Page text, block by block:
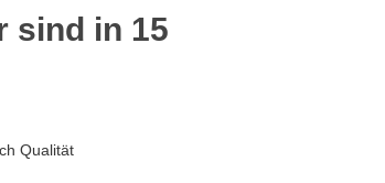
sind in 15
Qualität